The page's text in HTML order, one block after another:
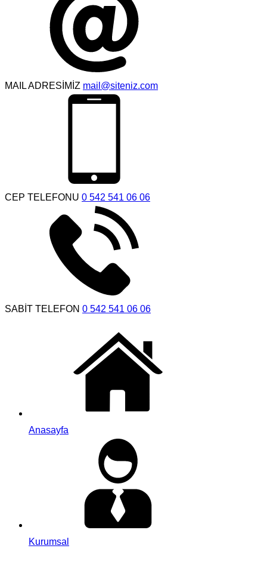
MAIL ADRESİMİZ mail@siteniz.com
CEP TELEFONU 0 542 541 06 06
SABİT TELEFON 0 542 541 06 06
Anasayfa
Kurumsal